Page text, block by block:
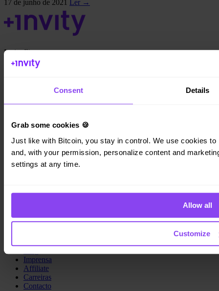
Consent Details
Grab some cookies 🍪
Just like with Bitcoin, you stay in control. We use cookies
and, with your permission, personalize content and
settings at any time.
Allow all
Customize
17 de junho de 2021 Ler →
Invity Finance s.r.o.
Kundratka 2359/17a 180 00 Praga 8 República Checa
ID da empresa: 223 69 775
Pessoal
Empresas
Empréstimos
Private
Company
Imprensa
Affiliate
Carreiras
Contacto